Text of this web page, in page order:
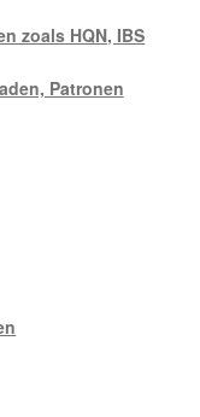
zoals HQN, IBS
Patronen